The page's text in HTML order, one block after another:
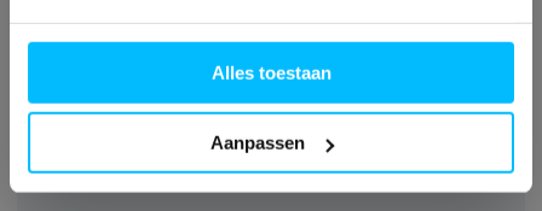
Alles toestaan
Aanpassen
Brochure downloaden